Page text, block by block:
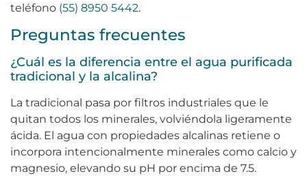
teléfono (55) 8950 5442.
Preguntas frecuentes
¿Cuál es la diferencia entre el agua purificada
tradicional y la alcalina?
La tradicional pasa por filtros industriales que le
quitan todos los minerales, volviéndola ligeramente
ácida. El agua con propiedades alcalinas retiene o
incorpora intencionalmente minerales como calcio y
magnesio, elevando su pH por encima de 7.5.